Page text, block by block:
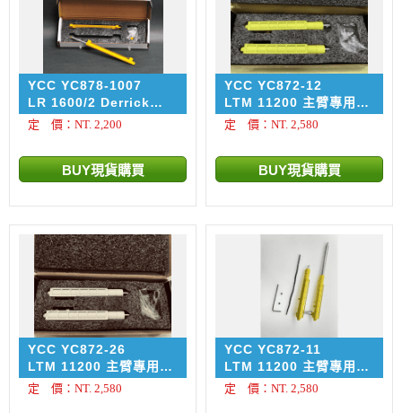
YCC YC878-1007
LR 1600/2 Derrick
Mast 專用金屬千斤鼎配
件 原廠工程黃 Yellow /
定 價：NT. 2,200
YCC YC872-12
LTM 11200 主臂專用金
屬千斤鼎 CHI DEH 啟德
塗裝 RAL 1016
定 價：NT. 2,580
YCC YC872-26
LTM 11200 主臂專用金
屬千斤鼎 S.E LEVAGE
塗裝 RAL 9010
定 價：NT. 2,580
YCC YC872-11
LTM 11200 主臂專用金
屬千斤鼎 MIC塗裝
定 價：NT. 2,580